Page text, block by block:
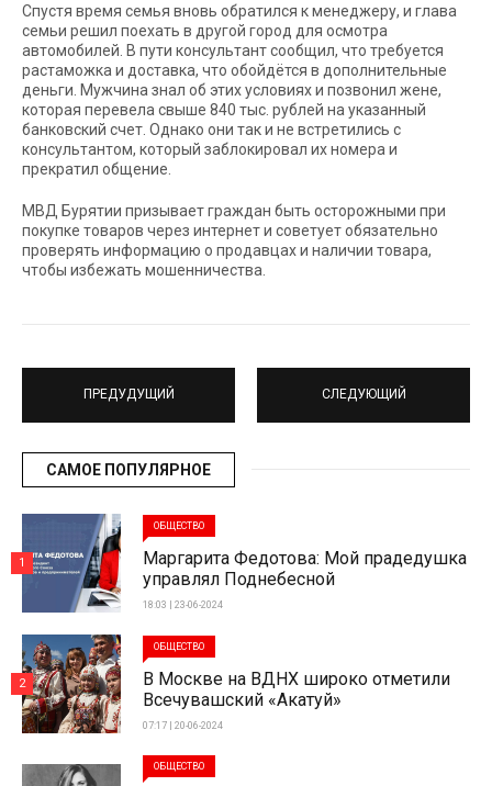
Спустя время семья вновь обратился к менеджеру, и глава
семьи решил поехать в другой город для осмотра
автомобилей. В пути консультант сообщил, что требуется
растаможка и доставка, что обойдётся в дополнительные
деньги. Мужчина знал об этих условиях и позвонил жене,
которая перевела свыше 840 тыс. рублей на указанный
банковский счет. Однако они так и не встретились с
консультантом, который заблокировал их номера и
прекратил общение.
МВД Бурятии призывает граждан быть осторожными при
покупке товаров через интернет и советует обязательно
проверять информацию о продавцах и наличии товара,
чтобы избежать мошенничества.
ПРЕДУДУЩИЙ СЛЕДУЮЩИЙ
САМОЕ ПОПУЛЯРНОЕ
ОБЩЕСТВО
Маргарита Федотова: Мой прадедушка
управлял Поднебесной
18:03 | 23-06-2024
1
ОБЩЕСТВО
В Москве на ВДНХ широко отметили
Всечувашский «Акатуй»
07:17 | 20-06-2024
2
ОБЩЕСТВО